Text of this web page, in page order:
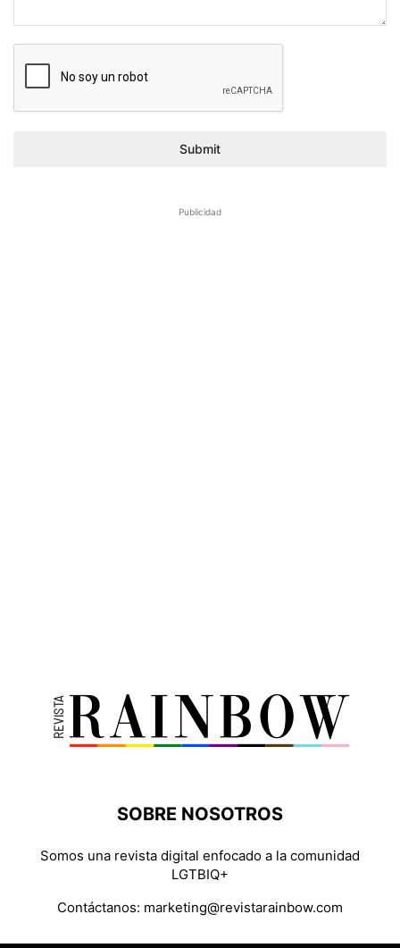
Submit
Publicidad
SOBRE NOSOTROS
Somos una revista digital enfocado a la comunidad
LGTBIQ+
Contáctanos: marketing@revistarainbow.com